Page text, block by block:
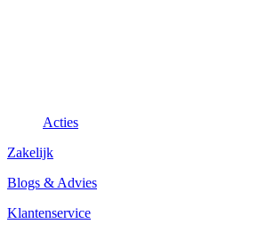
Acties
Zakelijk
Blogs & Advies
Klantenservice